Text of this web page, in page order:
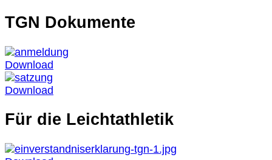
TGN Dokumente
Download
Download
Für die Leichtathletik